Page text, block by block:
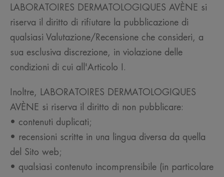
LABORATOIRES DERMATOLOGIQUES AVÈNE si
riserva il diritto di rifiutare la pubblicazione di
qualsiasi Valutazione/Recensione che consideri, a
sua esclusiva discrezione, in violazione delle
condizioni di cui all'Articolo I.
Inoltre, LABORATOIRES DERMATOLOGIQUES
AVÈNE si riserva il diritto di non pubblicare:
• contenuti duplicati;
• recensioni scritte in una lingua diversa da quella
del Sito web;
• qualsiasi contenuto incomprensibile (in particolare